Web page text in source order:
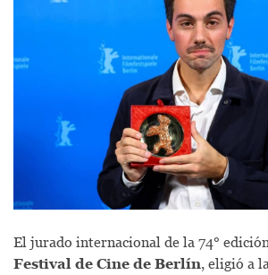
El jurado internacional de la 74°
Festival de Cine de Berlín, eligió a